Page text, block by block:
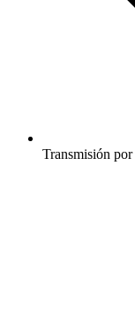
Transmisión